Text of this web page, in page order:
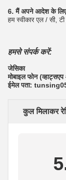
6. मैं अपने आदेश के
हम स्वीकार एल / सी,
हमसे संपर्क करें:
जेसिका
मोबाइल फोन
ईमेल पता:
कुल मिलाकर